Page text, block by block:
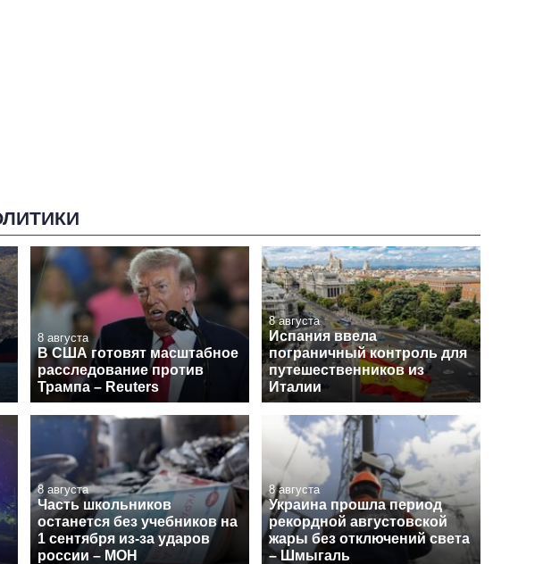
8 августа
В США готовят масштабное
расследование против
Трампа – Reuters
8 августа
Испания ввела
пограничный контроль для
путешественников из
Италии
8 августа
Часть школьников
останется без учебников на
1 сентября из-за ударов
россии – МОН
8 августа
Украина прошла период
рекордной августовской
жары без отключений света
– Шмыгаль